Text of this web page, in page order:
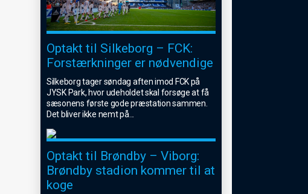
Optakt til Silkeborg – FCK:
Forstærkninger er nødvendige
Silkeborg tager søndag aften imod FCK på
JYSK Park, hvor udeholdet skal forsøge at få
sæsonens første gode præstation sammen.
Det bliver ikke nemt på
Optakt til Brøndby – Viborg:
Brøndby stadion kommer til at
koge